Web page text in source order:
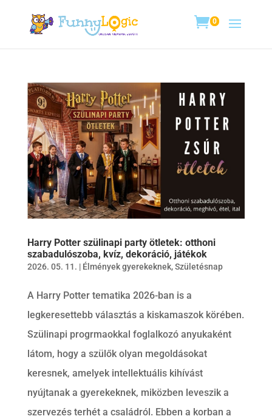
0
Harry Potter szülinapi party ötletek: otthoni
szabadulószoba, kvíz, dekoráció, játékok
2026. 05. 11. | Élmények gyerekeknek,Születésnap
A Harry Potter tematika 2026-ban is a
legkeresettebb választás a kiskamaszok körében.
Szülinapi progrmaokkal foglalkozó anyukaként
látom, hogy a szülők olyan megoldásokat
keresnek, amelyek intellektuális kihívást
nyújtanak a gyerekeknek, miközben leveszik a
szervezés terhét a családról. Ebben a korban a